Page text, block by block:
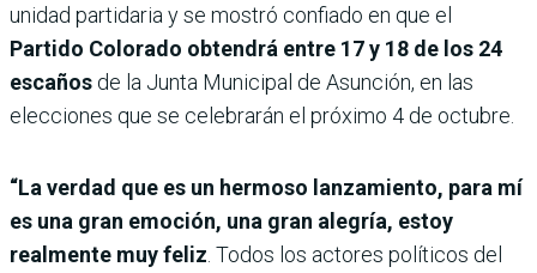
unidad partidaria y se mostró confiado en que el
Partido Colorado obtendrá entre 17 y 18 de los 24
escaños de la Junta Municipal de Asunción, en las
elecciones que se celebrarán el próximo 4 de octubre.
“La verdad que es un hermoso lanzamiento, para mí
es una gran emoción, una gran alegría, estoy
realmente muy feliz . Todos los actores políticos del